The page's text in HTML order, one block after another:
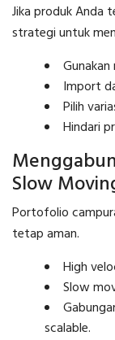
Jika produk Anda
strategi untuk
Import
Pilih
Hindari
Slow
Portofolio
tetap aman.
High
Slow
scalable.